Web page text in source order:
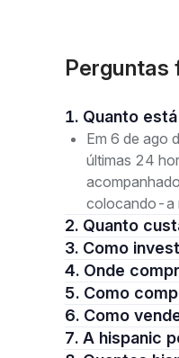
Perguntas
1. Quanto
Em 6 de ago
últimas 24
colocando-a
2. Quanto
3. Como
4. Onde
5. Como
6. Como
7. A